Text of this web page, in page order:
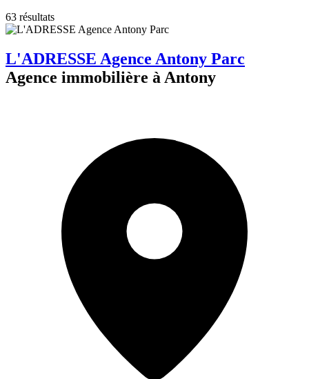
63 résultats
L'ADRESSE Agence Antony Parc
Agence immobilière à Antony